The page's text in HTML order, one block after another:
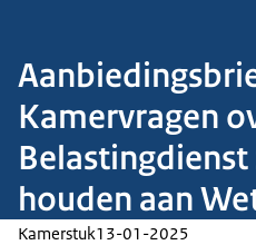
Kamervragen
houden aan
Kamerstuk13-01-2025